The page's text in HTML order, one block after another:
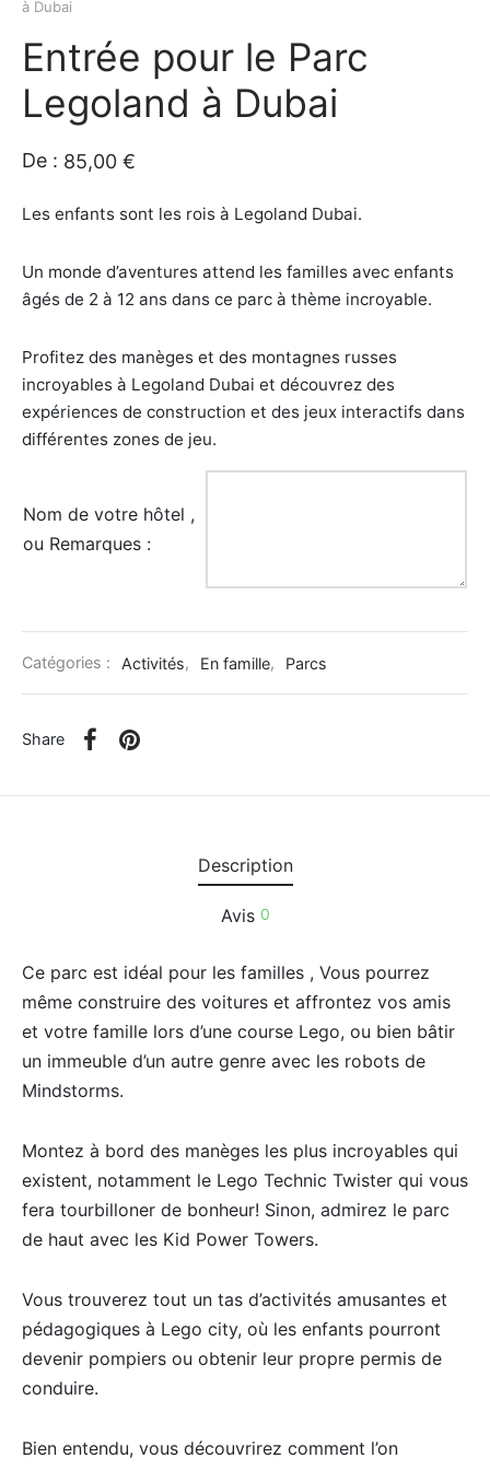
à Dubai
Entrée pour le Parc
Legoland à Dubai
De : 85,00 €
Les enfants sont les rois à Legoland Dubai.
Un monde d’aventures attend les familles avec enfants
âgés de 2 à 12 ans dans ce parc à thème incroyable.
Profitez des manèges et des montagnes russes
incroyables à Legoland Dubai et découvrez des
expériences de construction et des jeux interactifs dans
différentes zones de jeu.
Nom de votre hôtel ,
ou Remarques :
Catégories : Activités, En famille, Parcs
Share
Description
Avis 0
Ce parc est idéal pour les familles , Vous pourrez
même construire des voitures et affrontez vos amis
et votre famille lors d’une course Lego, ou bien bâtir
un immeuble d’un autre genre avec les robots de
Mindstorms.
Montez à bord des manèges les plus incroyables qui
existent, notamment le Lego Technic Twister qui vous
fera tourbilloner de bonheur! Sinon, admirez le parc
de haut avec les Kid Power Towers.
Vous trouverez tout un tas d’activités amusantes et
pédagogiques à Lego city, où les enfants pourront
devenir pompiers ou obtenir leur propre permis de
conduire.
Bien entendu, vous découvrirez comment l’on
amis
de Bateaux
insolite
et Musées